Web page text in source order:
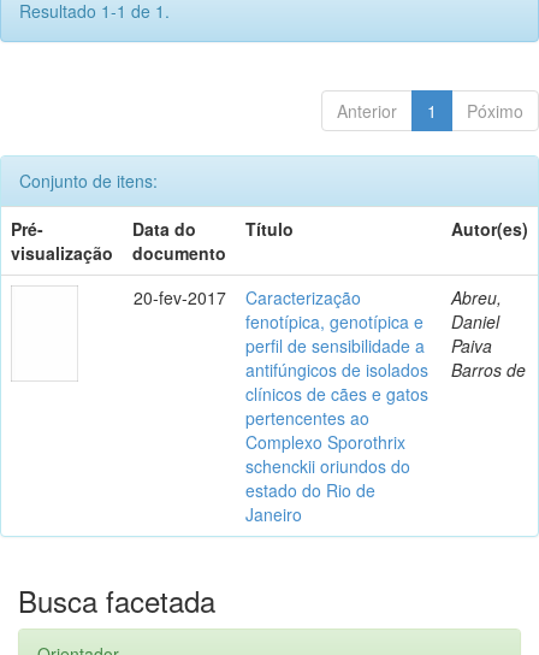
Resultado 1-1 de 1.
Anterior 1 Póximo
Conjunto de itens:
Pré-
visualização
Data do
documento
Título Autor(es)
20-fev-2017
Caracterização
fenotípica, genotípica e
perfil de sensibilidade a
antifúngicos de isolados
clínicos de cães e gatos
pertencentes ao
Complexo Sporothrix
schenckii oriundos do
estado do Rio de
Janeiro
Abreu,
Daniel
Paiva
Barros de
Busca facetada